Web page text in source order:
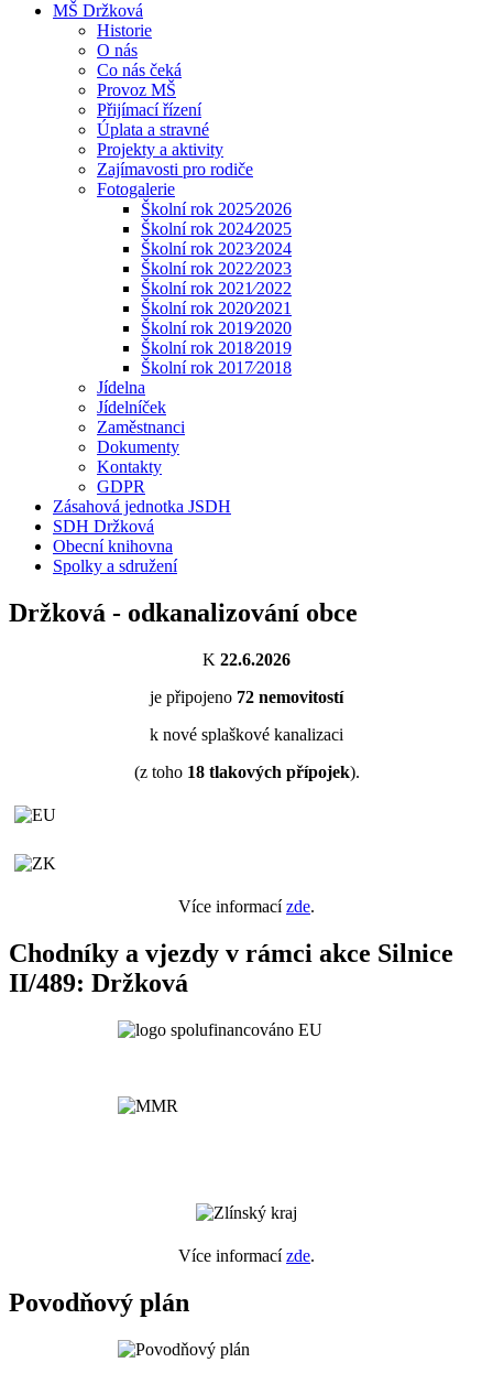
MŠ Držková
Historie
O nás
Co nás čeká
Provoz MŠ
Přijímací řízení
Úplata a stravné
Projekty a aktivity
Zajímavosti pro rodiče
Fotogalerie
Školní rok 2025⁄2026
Školní rok 2024⁄2025
Školní rok 2023⁄2024
Školní rok 2022⁄2023
Školní rok 2021⁄2022
Školní rok 2020⁄2021
Školní rok 2019⁄2020
Školní rok 2018⁄2019
Školní rok 2017⁄2018
Jídelna
Jídelníček
Zaměstnanci
Dokumenty
Kontakty
GDPR
Zásahová jednotka JSDH
SDH Držková
Obecní knihovna
Spolky a sdružení
Držková - odkanalizování obce
K 22.6.2026
je připojeno 72 nemovitostí
k nové splaškové kanalizaci
(z toho 18tlakových přípojek).
Více informacízde.
Chodníky a vjezdy v rámci akce Silnice
II/489: Držková
Více informacízde.
Povodňový plán